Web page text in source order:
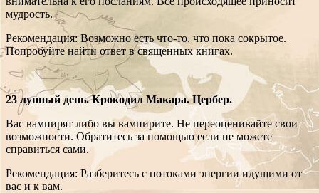
мудрость.
Рекомендация: Возможно есть что-то, что пока сокрытое.
Попробуйте найти ответ в священных книгах.
23 лунный день. Крокодил Макара. Цербер.
Вас вампирят либо вы вампирите. Не переоценивайте свои
возможности. Обратитесь за помощью если не можете
справиться сами.
Рекомендация: Разберитесь с потоками энергии идущими от
вас и к вам.